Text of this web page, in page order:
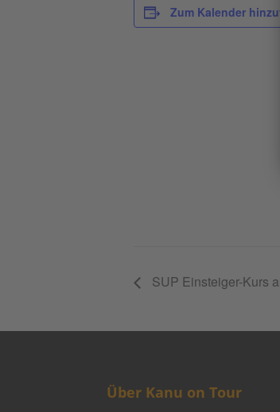
Zum Kalender
SUP Einsteiger-Kurs
Über Kanu on Tour